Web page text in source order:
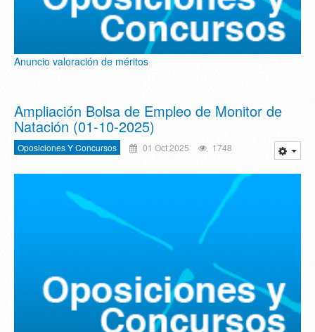
Anuncio valoración de méritos
Ampliación Bolsa de Empleo de Monitor de
Natación (01-10-2025)
Oposiciones Y Concursos 01 Oct 2025 1748